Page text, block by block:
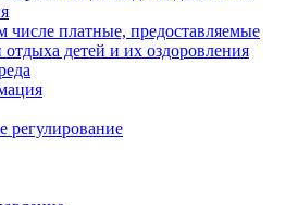
числе платные, предоставляемые
отдыха детей и их оздоровления
регулирование